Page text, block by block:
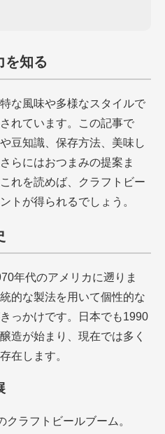
を知る
な風味や多様なスタイルで
れています。この記事で
豆知識、保存方法、美味し
らにはおつまみの提案ま
れを読めば、クラフトビー
トが得られるでしょう。
年代のアメリカに遡りま
的な製法を用いて個性的な
っかけです。日本でも1990
造が始まり、現在では多く
在します。
ラフトビールブーム。